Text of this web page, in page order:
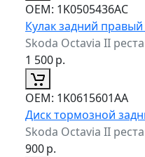
ОЕМ: 1K0505436AC
Кулак задний
Skoda Octavia II
1 500р.
ОЕМ: 1K0615601AA
Диск тормозной
Skoda Octavia II
900р.